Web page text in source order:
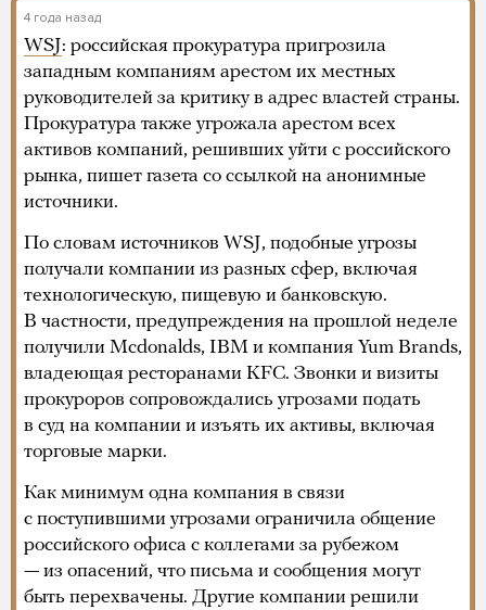
4 года назад
WSJ: российская прокуратура пригрозила
западным компаниям арестом их местных
руководителей за критику в адрес властей страны.
Прокуратура также угрожала арестом всех
активов компаний, решивших уйти с российского
рынка, пишет газета со ссылкой на анонимные
источники.
По словам источников WSJ, подобные угрозы
получали компании из разных сфер, включая
технологическую, пищевую и банковскую.
В частности, предупреждения на прошлой неделе
получили Mcdonalds, IBM и компания Yum Brands,
владеющая ресторанами KFC. Звонки и визиты
прокуроров сопровождались угрозами подать
в суд на компании и изъять их активы, включая
торговые марки.
Как минимум одна компания в связи
с поступившими угрозами ограничила общение
российского офиса с коллегами за рубежом
— из опасений, что письма и сообщения могут
быть перехвачены. Другие компании решили